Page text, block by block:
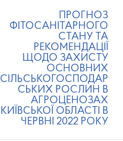
ПРОГНОЗ
ФІТОСАНІТАРНОГО
СТАНУ ТА
РЕКОМЕНДАЦІЇ
ЩОДО ЗАХИСТУ
ОСНОВНИХ
СІЛЬСЬКОГОСПОДАР
СЬКИХ РОСЛИН В
АГРОЦЕНОЗАХ
КИЇВСЬКОЇ ОБЛАСТІ В
ЧЕРВНІ 2022 РОКУ